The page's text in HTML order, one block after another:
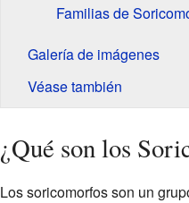
Familias de
Galería de imágenes
Véase también
¿Qué son los
Los soricomorfos son un